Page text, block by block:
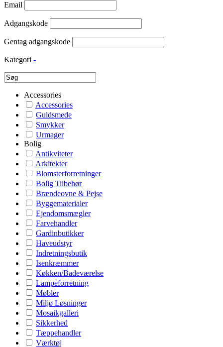
Email
Adgangskode
Gentag adgangskode
Kategori -
Accessories
Accessories
Guldsmede
Smykker
Urmager
Bolig
Antikviteter
Arkitekter
Blomsterforretninger
Bolig Tilbehør
Brændeovne & Pejse
Byggematerialer
Ejendomsmægler
Farvehandler
Gardinbutikker
Haveudstyr
Indretningsbutik
Isenkræmmer
Køkken/Badeværelse
Lampeforretning
Møbler
Miljø Løsninger
Mosaikgalleri
Sikkerhed
Tæppehandler
Værktøj